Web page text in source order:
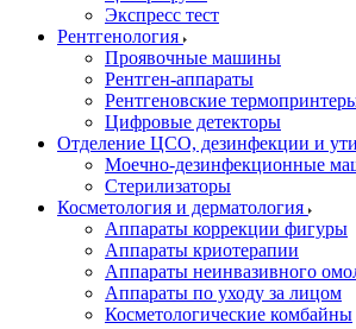
Экспресс тест
Рентгенология
Проявочные машины
Рентген-аппараты
Рентгеновские
Цифровые детекторы
Отделение ЦСО, дезинфекции и
Моечно-дезинфекционные
Стерилизаторы
Косметология и дерматология
Аппараты коррекции фигуры
Аппараты криотерапии
Аппараты неинвазивного
Аппараты по уходу за лицом
Косметологические комбайны